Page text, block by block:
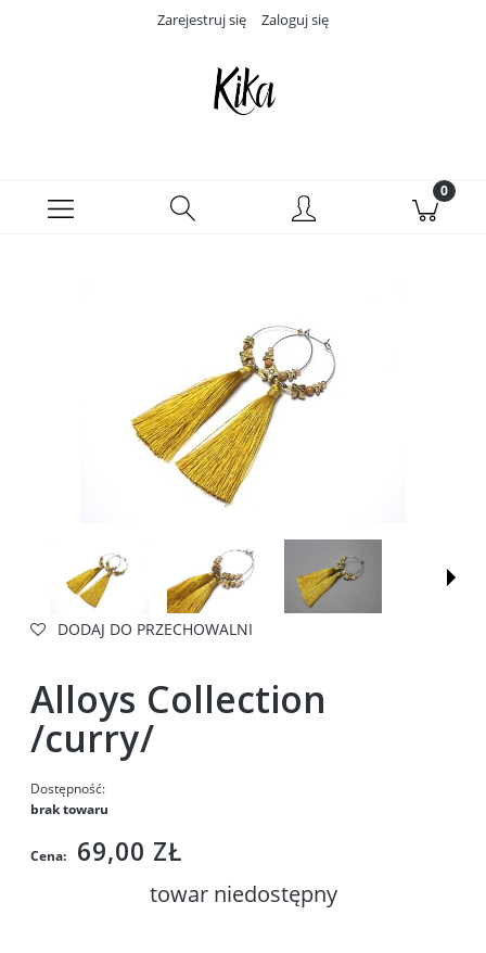
Zarejestruj się Zaloguj się
DODAJ DO PRZECHOWALNI
Alloys Collection
/curry/
Dostępność:
brak towaru
Cena: 69,00 ZŁ
towar niedostępny